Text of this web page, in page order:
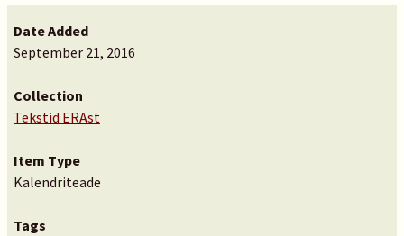
Date Added
September 21, 2016
Collection
Tekstid ERAst
Item Type
Kalendriteade
Tags